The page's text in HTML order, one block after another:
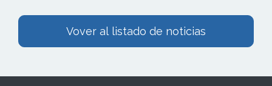
Vover al listado de noticias